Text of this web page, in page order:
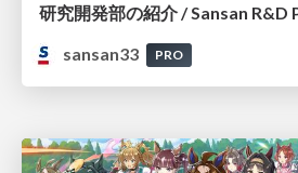
研究開発部の紹介 / Sansan R&D
sansan33
PRO